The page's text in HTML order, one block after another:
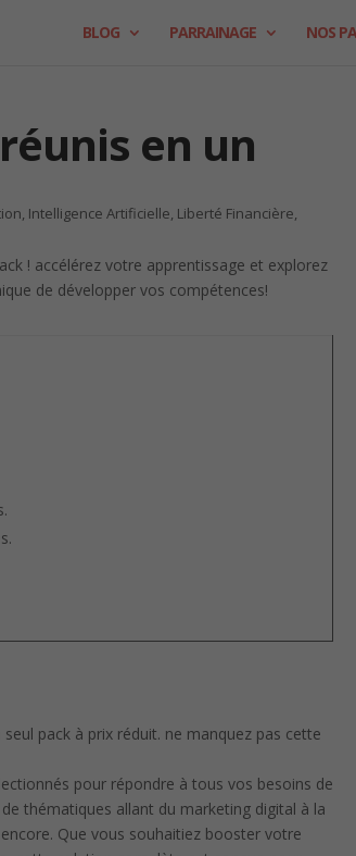
BLOG PARRAINAGE NOS
en un
, Intelligence Artificielle, Liberté Financière,
pour répondre à tous vos besoins de
thématiques allant du marketing digital à la
Que vous souhaitiez booster votre